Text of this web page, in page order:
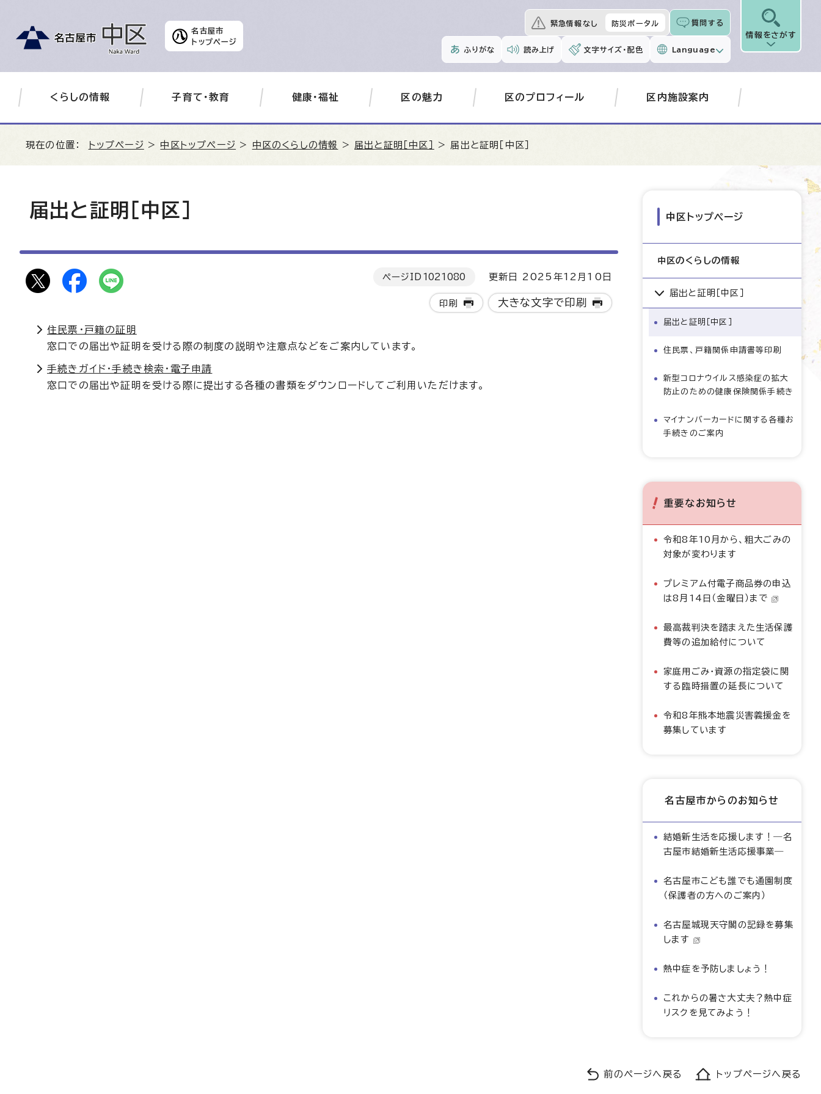
名古屋市
トップページ
緊急情報なし 防災ポータル 質問する
ふりがな 読み上げ 文字サイズ・配色 Language
情報をさがす
くらしの情報 子育て・教育 健康・福祉 区の魅力 区のプロフィール 区内施設案内
現在の位置： トップページ > 中区トップページ > 中区のくらしの情報 > 届出と証明［中区］ > 届出と証明［中区］
届出と証明［中区］
ページID 1021080 更新日 2025年12月10日
印刷 大きな文字で印刷
住民票・戸籍の証明
窓口での届出や証明を受ける際の制度の説明や注意点などをご案内しています。
手続きガイド・手続き検索・電子申請
窓口での届出や証明を受ける際に提出する各種の書類をダウンロードしてご利用いただけます。
中区トップページ
中区のくらしの情報
届出と証明［中区］
届出と証明［中区］
住民票、戸籍関係申請書等印刷
新型コロナウイルス感染症の拡大
防止のための健康保険関係手続き
マイナンバーカードに関する各種お
手続きのご案内
重要なお知らせ
令和8年10月から、粗大ごみの
対象が変わります
プレミアム付電子商品券の申込
は8月14日（金曜日）まで
最高裁判決を踏まえた生活保護
費等の追加給付について
家庭用ごみ・資源の指定袋に関
する臨時措置の延長について
令和8年熊本地震災害義援金を
募集しています
名古屋市からのお知らせ
結婚新生活を応援します！―名
古屋市結婚新生活応援事業―
名古屋市こども誰でも通園制度
（保護者の方へのご案内）
名古屋城現天守閣の記録を募集
します
熱中症を予防しましょう！
これからの暑さ大丈夫？熱中症
リスクを見てみよう！
前のページへ戻る トップページへ戻る